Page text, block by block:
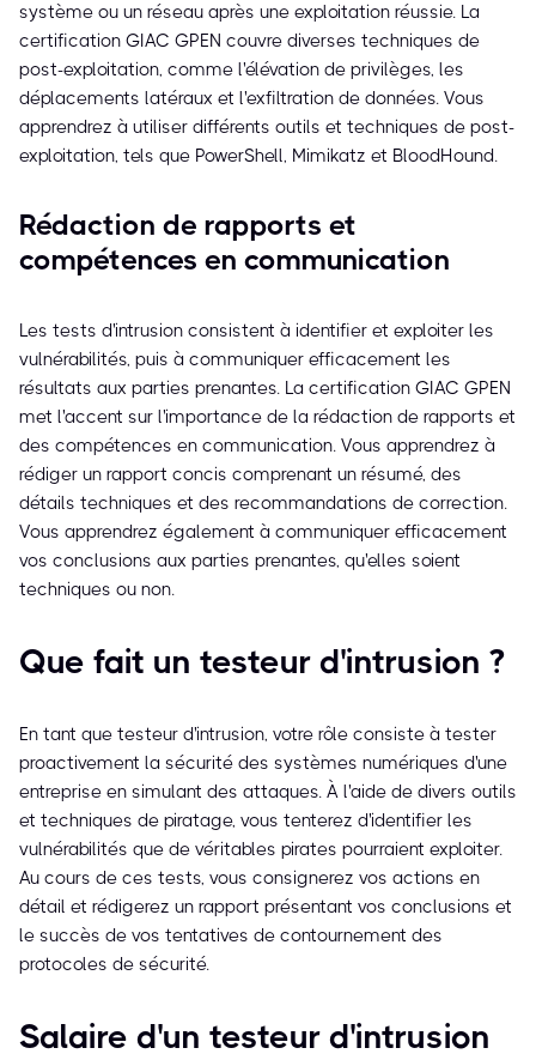
système ou un réseau après une exploitation réussie. La
certification GIAC GPEN couvre diverses techniques de
post-exploitation, comme l'élévation de privilèges, les
déplacements latéraux et l'exfiltration de données. Vous
apprendrez à utiliser différents outils et techniques de post-
exploitation, tels que PowerShell, Mimikatz et BloodHound.
Rédaction de rapports et
compétences en communication
Les tests d'intrusion consistent à identifier et exploiter les
vulnérabilités, puis à communiquer efficacement les
résultats aux parties prenantes. La certification GIAC GPEN
met l'accent sur l'importance de la rédaction de rapports et
des compétences en communication. Vous apprendrez à
rédiger un rapport concis comprenant un résumé, des
détails techniques et des recommandations de correction.
Vous apprendrez également à communiquer efficacement
vos conclusions aux parties prenantes, qu'elles soient
techniques ou non.
Que fait un testeur d'intrusion ?
En tant que testeur d'intrusion, votre rôle consiste à tester
proactivement la sécurité des systèmes numériques d'une
entreprise en simulant des attaques. À l'aide de divers outils
et techniques de piratage, vous tenterez d'identifier les
vulnérabilités que de véritables pirates pourraient exploiter.
Au cours de ces tests, vous consignerez vos actions en
détail et rédigerez un rapport présentant vos conclusions et
le succès de vos tentatives de contournement des
protocoles de sécurité.
Salaire d'un testeur d'intrusion